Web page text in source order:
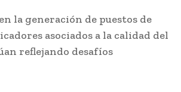
la generación de puestos de
asociados a la calidad del
reflejando desafíos